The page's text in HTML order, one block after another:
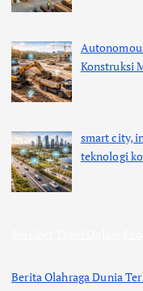
Konstruksi
smart city,
teknologi
Berita Olahraga Dunia